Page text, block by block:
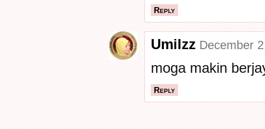
Reply
UmiIzz December
moga makin
Reply